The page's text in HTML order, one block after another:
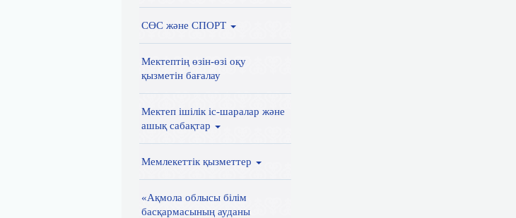
СӨС және СПОРТ
Мектептің өзін-өзі оқу
қызметін бағалау
Мектеп ішілік іс-шаралар және
ашық сабақтар
Мемлекеттік қызметтер
«Ақмола облысы білім
басқармасының ауданы